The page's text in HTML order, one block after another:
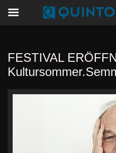
FESTIVAL